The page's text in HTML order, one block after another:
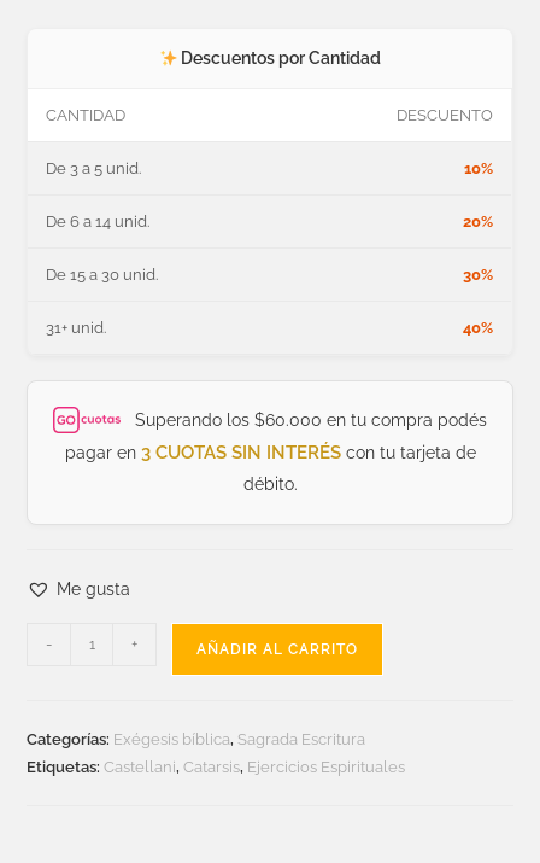
Descuentos por Cantidad
CANTIDAD DESCUENTO
De 3 a 5 unid. 10%
De 6 a 14 unid. 20%
De 15 a 30 unid. 30%
31+ unid. 40%
Superando los $60.000 en tu compra podés
pagar en 3 CUOTAS SIN INTERÉScon tu tarjeta de
débito.
Me gusta
- + AÑADIR AL CARRITO
Categorías: Exégesis bíblica,Sagrada Escritura
Etiquetas:Castellani,Catarsis, Ejercicios Espirituales